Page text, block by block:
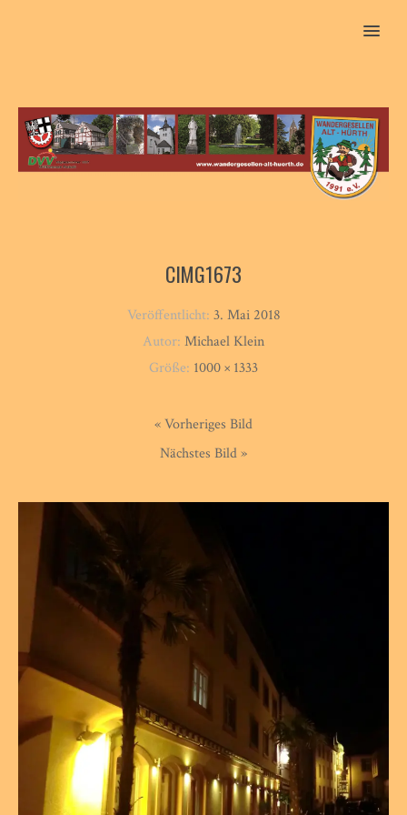
MENU
CIMG1673
Veröffentlicht: 3. Mai 2018
Autor: Michael Klein
Größe: 1000 × 1333
« Vorheriges Bild
Nächstes Bild »